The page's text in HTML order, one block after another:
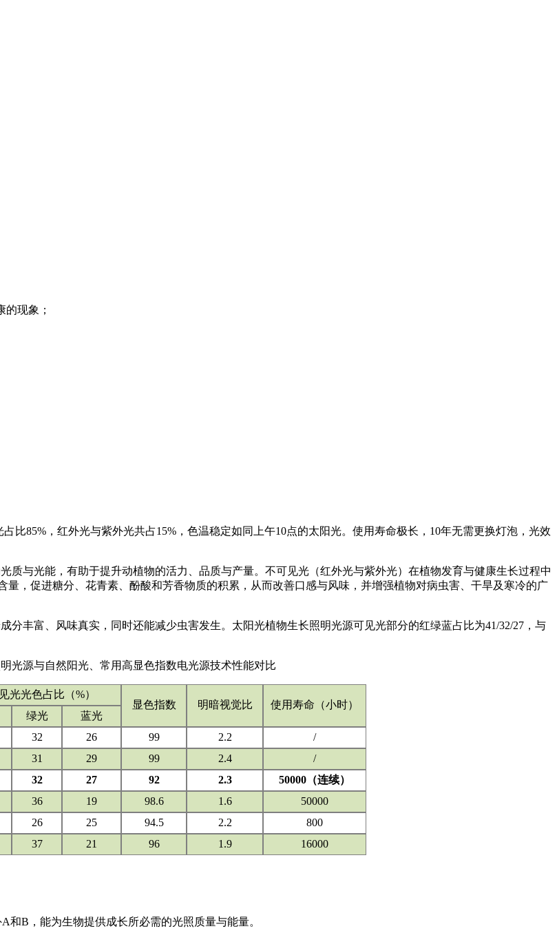
现象；
比85%，红外光与紫外光共占15%，色温稳定如同上午10点的太阳光。使用寿命极长，10年无需更换灯泡，光效
质与光能，有助于提升动植物的活力、品质与产量。不可见光（红外光与紫外光）在植物发育与健康生长过程中
，促进糖分、花青素、酚酸和芳香物质的积累，从而改善口感与风味，并增强植物对病虫害、干旱及寒冷的广
分丰富、风味真实，同时还能减少虫害发生。太阳光植物生长照明光源可见光部分的红绿蓝占比为41/32/27，与
光源与自然阳光、常用高显色指数电光源技术性能对比
光光色占比（%）
显色指数
明暗视觉比
使用寿命（小时）
绿光
蓝光
32 26 99 2.2
/
31 29 99 2.4
/
32 27 92 2.3
50000（连续）
36 19 98.6 1.6
50000
26 25 94.5 2.2
800
37 21 96 1.9 16000
和B，能为生物提供成长所必需的光照质量与能量。